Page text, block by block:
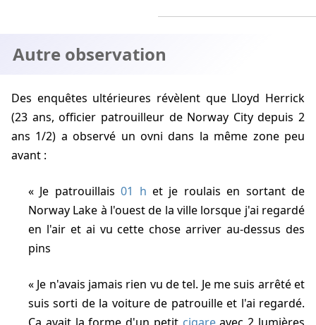
Autre observation
Des enquêtes ultérieures révèlent que Lloyd Herrick
(23 ans, officier patrouilleur de Norway City depuis 2
ans 1/2) a observé un ovni dans la même zone peu
avant :
Je patrouillais01 h et je roulais en sortant de
Norway Lake à l'ouest de la ville lorsque j'ai regardé
en l'air et ai vu cette chose arriver au-dessus des
pins
Je n'avais jamais rien vu de tel. Je me suis arrêté et
suis sorti de la voiture de patrouille et l'ai regardé.